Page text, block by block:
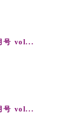
号 vol...
号 vol...